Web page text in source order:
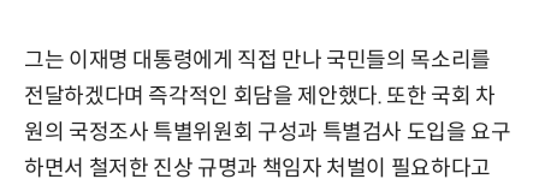
그는 이재명 대통령에게 직접 만나 국민들의 목소리를
전달하겠다며 즉각적인 회담을 제안했다. 또한 국회 차
원의 국정조사 특별위원회 구성과 특별검사 도입을 요구
하면서 철저한 진상 규명과 책임자 처벌이 필요하다고